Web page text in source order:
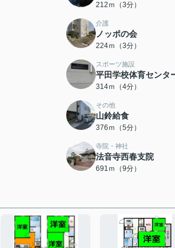
212ｍ（3分）
介護
ノッポの会
224ｍ（3分）
スポーツ施設
平田学校体育センタ
314ｍ（4分）
その他
山鈴給食
376ｍ（5分）
寺院・神社
法音寺西春支院
691ｍ（9分）